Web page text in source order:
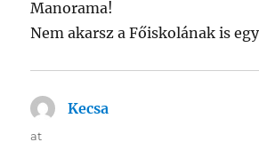
Manorama!
Nem akarsz a Főiskolának is
Kecsa
at